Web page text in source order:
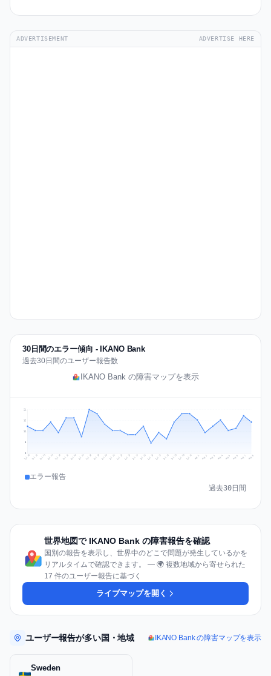
ADVERTISEMENT ADVERTISE HERE
30日間のエラー傾向 - IKANO Bank
過去30日間のユーザー報告数
IKANO Bank の障害マップを表示
11
16
21
Jul 10 Jul 11 Jul 12 Jul 13 Jul 14 Jul 15 Jul 16 Jul 17 Jul 18 Jul 19 Jul 20 Jul 21 Jul 22 Jul 23 Jul 24 Jul 25 Jul 26 Jul 27 Jul 28 Jul 29 Jul 30 Jul 31 Aug 1 Aug 2 Aug 3 Aug 4 Aug 5 Aug 6 Aug 7 Aug 8
エラー報告
過去30日間
世界地図で IKANO Bank の障害報告を確認
国別の報告を表示し、世界中のどこで問題が発生しているかを
リアルタイムで確認できます。 — 🌍 複数地域から寄せられた
17 件のユーザー報告に基づく
ライブマップを開く
ユーザー報告が多い国・地域 IKANO Bank の障害マップを表示
Sweden